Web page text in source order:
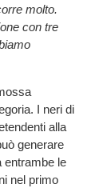
molto.
con tre
I neri di
alla
generare
entrambe le
nel primo